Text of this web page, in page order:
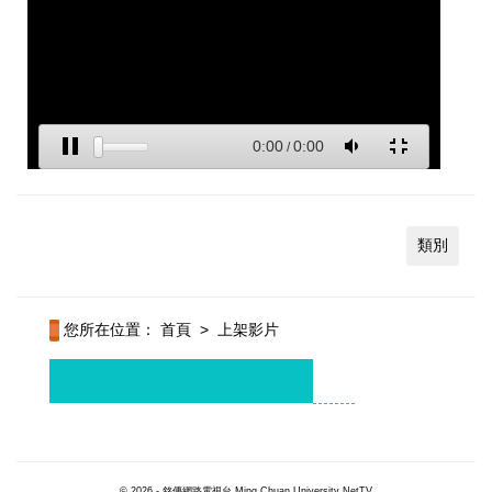
類別
您所在位置： 首頁 > 上架影片